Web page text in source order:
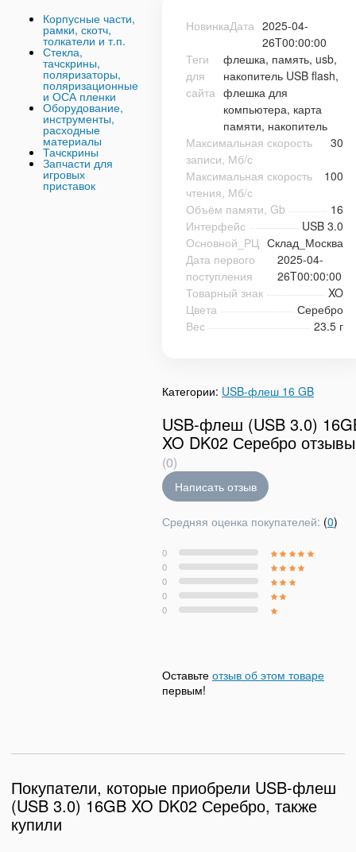
Корпусные части,
рамки, скотч,
толкатели и т.п.
Стекла,
тачскрины,
поляризаторы,
поляризационные
и ОСА пленки
Оборудование,
инструменты,
расходные
материалы
Тачскрины
Запчасти для
игровых
приставок
НовинкаДата 2025-04-
26T00:00:00
Теги
для
сайта
флешка, память, usb,
накопитель USB flash,
флешка для
компьютера, карта
памяти, накопитель
Максимальная скорость
записи, Мб/с
30
Максимальная скорость
чтения, Мб/с
100
Объём памяти, Gb
16
Интерфейс
USB 3.0
Основной_РЦ Склад_Москва
Дата первого
поступления
2025-04-
26T00:00:00
Товарный знак
XO
Цвета
Серебро
Вес
23.5 г
Категории: USB-флеш 16 GB
USB-флеш (USB 3.0)
XO DK02 Серебро отзывы
(0)
Написать отзыв
Средняя оценка покупателей: (0)
0
0
0
0
0
Оставьте отзыв об этом товаре
первым!
Покупатели, которые приобрели USB-флеш
(USB 3.0) 16GB XO DK02 Серебро, также
купили